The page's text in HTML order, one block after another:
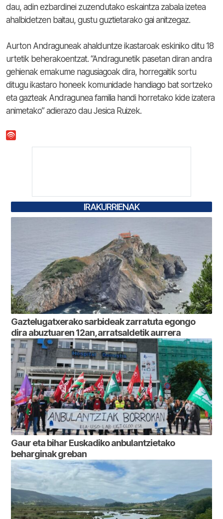
dau, adin ezbardinei zuzendutako eskaintza zabala izetea
ahalbidetzen baitau, gustu guztietarako gai anitzegaz.
Aurton Andraguneak ahalduntze ikastaroak eskiniko ditu 18
urtetik beherakoentzat. “Andragunetik pasetan diran andra
gehienak emakume nagusiagoak dira, horregaitik sortu
ditugu ikastaro honeek komunidade handiago bat sortzeko
eta gazteak Andragunea familia handi horretako kide izatera
animetako” adierazo dau Jesica Ruizek.
IRAKURRIENAK
Gaztelugatxerako sarbideak zarratuta egongo
dira abuztuaren 12an, arratsaldetik aurrera
Gaur eta bihar Euskadiko anbulantzietako
beharginak greban